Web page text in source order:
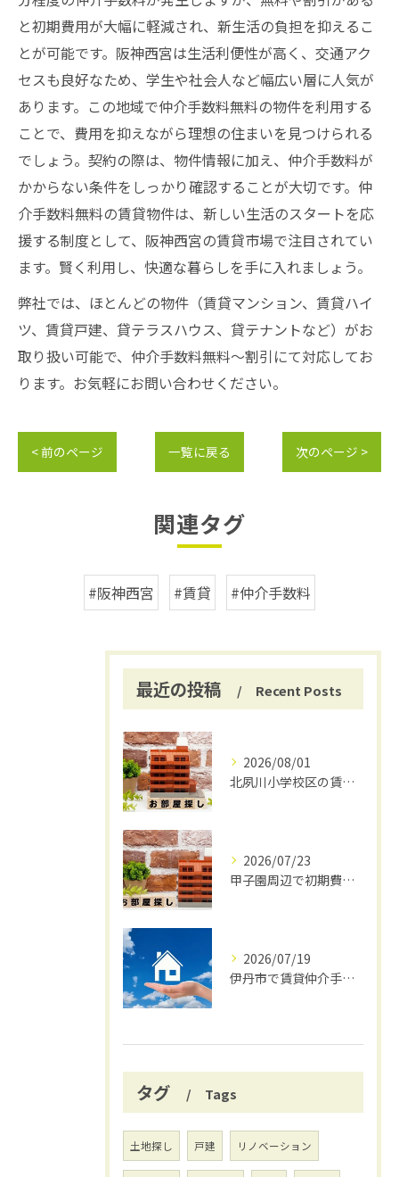
と初期費用が大幅に軽減され、新生活の負担を抑えるこ
とが可能です。阪神西宮は生活利便性が高く、交通アク
セスも良好なため、学生や社会人など幅広い層に人気が
あります。この地域で仲介手数料無料の物件を利用する
ことで、費用を抑えながら理想の住まいを見つけられる
でしょう。契約の際は、物件情報に加え、仲介手数料が
かからない条件をしっかり確認することが大切です。仲
介手数料無料の賃貸物件は、新しい生活のスタートを応
援する制度として、阪神西宮の賃貸市場で注目されてい
ます。賢く利用し、快適な暮らしを手に入れましょう。
弊社では、ほとんどの物件（賃貸マンション、賃貸ハイ
ツ、賃貸戸建、貸テラスハウス、貸テナントなど）がお
取り扱い可能で、仲介手数料無料～割引にて対応してお
ります。お気軽にお問い合わせください。
< 前のページ 一覧に戻る 次のページ >
関連タグ
#阪神西宮 #賃貸 #仲介手数料
最近の投稿 Recent Posts
2026/08/01
北夙川小学校区の賃貸と仲介手数料無料の魅力
2026/07/23
甲子園周辺で初期費用安く賃貸探し
2026/07/19
伊丹市で賃貸仲介手数料無料の賢い借り方
タグ Tags
土地探し 戸建 リノベーション